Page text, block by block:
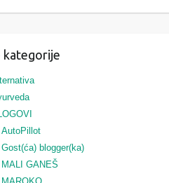
kategorije
AutoPillot
Gost(ća) blogger(ka)
MALI GANEŠ